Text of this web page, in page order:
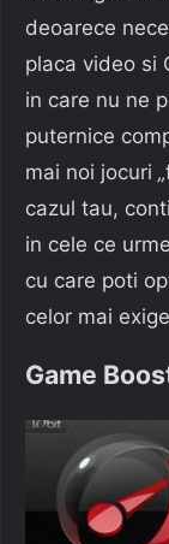
deoarece
placa video si
in care nu ne
puternice
mai noi jocuri „
cazul tau,
in cele ce
cu care poti
celor mai
Game